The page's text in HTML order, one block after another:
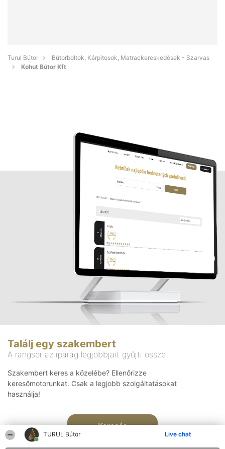
TURUL Bútor Live chat
Turul Bútor
Bútorboltok, Kárpitosok, Matrackereskedések - Szarvas
Kohut Bútor Kft
Találj egy szakembert
A rangsor az iparág legjobbjait gyűjti össze
Szakembert keres a közelébe? Ellenőrizze
keresőmotorunkat. Csak a legjobb szolgáltatásokat
használja!
Keresés